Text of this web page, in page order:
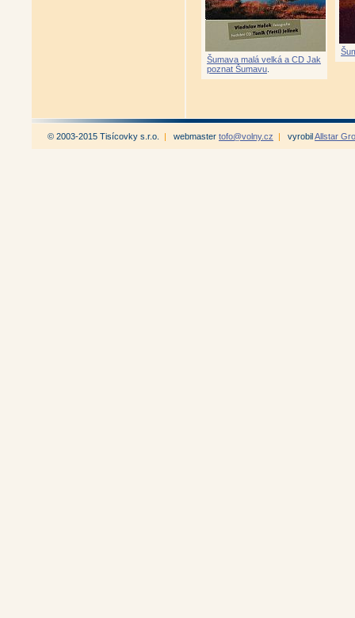
Šumava malá velká a CD Jak
poznat Šumavu
© 2003-2015 Tisícovky s.r.o. | webmaster tofo@volny.cz | vyrobilAllstar